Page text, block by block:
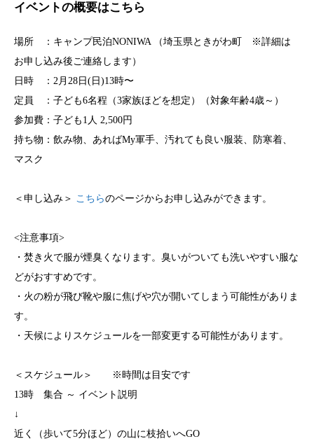
イベントの概要はこちら
場所 ：キャンプ民泊NONIWA （埼玉県ときがわ町 ※詳細は
お申し込み後ご連絡します）
日時 ：2月28日(日)13時〜
定員 ：子ども6名程（3家族ほどを想定）（対象年齢4歳～）
参加費：子ども1人 2,500円
持ち物：飲み物、あればMy軍手、汚れても良い服装、防寒着、
マスク
＜申し込み＞ こちらのページからお申し込みができます。
<注意事項>
・焚き火で服が煙臭くなります。臭いがついても洗いやすい服な
どがおすすめです。
・火の粉が飛び靴や服に焦げや穴が開いてしまう可能性がありま
す。
・天候によりスケジュールを一部変更する可能性があります。
＜スケジュール＞ ※時間は目安です
13時 集合 ～ イベント説明
↓
近く（歩いて5分ほど）の山に枝拾いへGO